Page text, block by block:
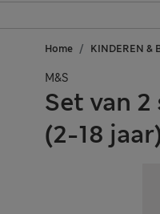
Home KINDEREN &
M&S
Set van
(2-18